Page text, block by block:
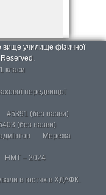
вище училище фізичної
Reserved.
класи
передвищої
#5391 (без назви)
(без назви)
Мережа
НМТ – 2024
в гостях в ХДАФК.